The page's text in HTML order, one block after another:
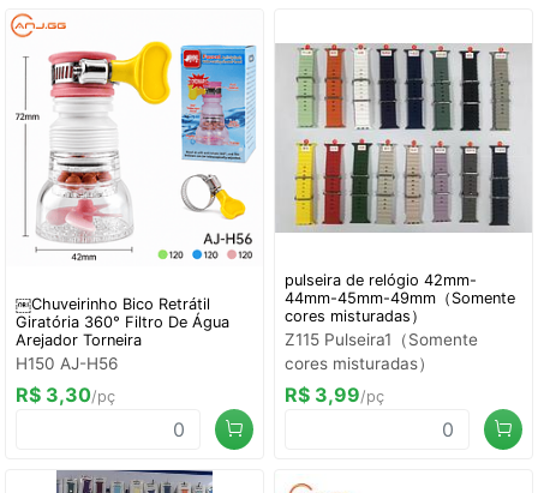
￼Chuveirinho Bico Retrátil
Giratória 360° Filtro De Água
Arejador Torneira
H150 AJ-H56
R$ 3,30/pç
pulseira de relógio 42mm-
44mm-45mm-49mm（Somente
cores misturadas）
Z115 Pulseira1（Somente
cores misturadas）
R$ 3,99/pç